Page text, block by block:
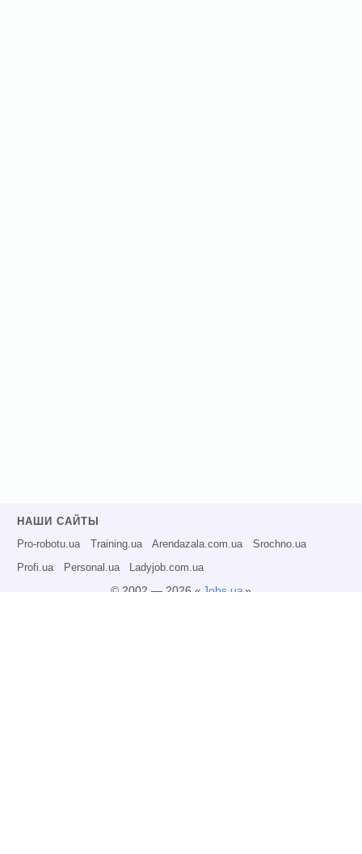
НАШИ САЙТЫ
Pro-robotu.ua Training.ua Arendazala.com.ua Srochno.ua
Profi.ua Personal.ua Ladyjob.com.ua
© 2002 — 2026 « Jobs.ua»